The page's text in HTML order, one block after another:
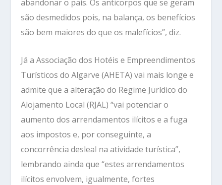
abandonar o país. Os anticorpos que se geram
são desmedidos pois, na balança, os benefícios
são bem maiores do que os malefícios”, diz.
Já a Associação dos Hotéis e Empreendimentos
Turísticos do Algarve (AHETA) vai mais longe e
admite que a alteração do Regime Jurídico do
Alojamento Local (RJAL) “vai potenciar o
aumento dos arrendamentos ilícitos e a fuga
aos impostos e, por conseguinte, a
concorrência desleal na atividade turística”,
lembrando ainda que “estes arrendamentos
ilícitos envolvem, igualmente, fortes